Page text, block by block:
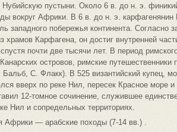
пустыни. Около 6 в. до н. э.
вокруг Африки. В 6 в. до н. э. карфагенянин
западного побережья континента. Согласно
Карфагена, он достиг внутренней
почти две тысячи лет. В период
островов, римские путешественники
С. Флакк). В 525 византийский купец,
вверх по реке Нил, пересек Красное море
12-томное сочинение, служившее
Нил и сопредельных территориях.
Африки — арабские походы (7-14 вв.) .